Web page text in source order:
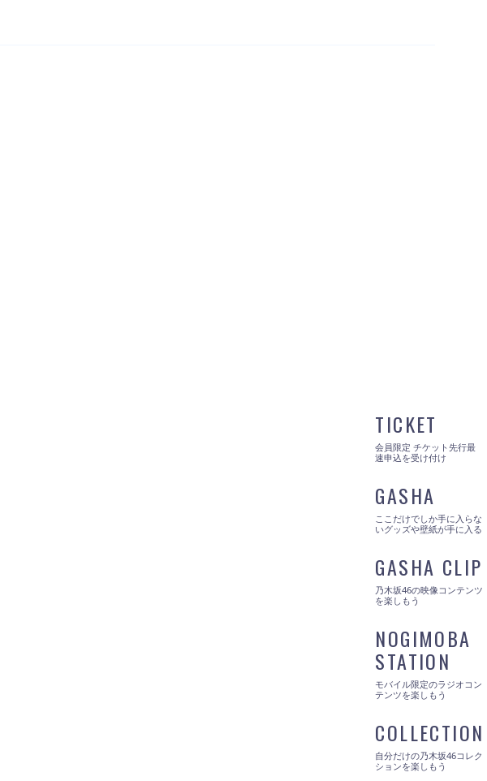
TICKET
会員限定 チケット先行最
速申込を受け付け
GASHA
ここだけでしか手に入らな
いグッズや壁紙が手に入る
GASHA CLIP
乃木坂46の映像コンテンツ
を楽しもう
NOGIMOBA
STATION
モバイル限定のラジオコン
テンツを楽しもう
COLLECTION
自分だけの乃木坂46コレク
ションを楽しもう